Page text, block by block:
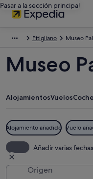
Pasar a la sección principal
Pitigliano Museo
Museo
AlojamientosVuelos
Alojamiento añadido Vuelo
Añadir varias
Origen